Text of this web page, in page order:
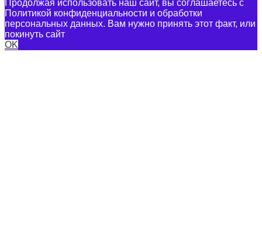
Продолжая использовать наш сайт, вы соглашаетесь с
Политикой конфиденциальности и обработки
персональных данных. Вам нужно принять этот факт, или
покинуть сайт
OK